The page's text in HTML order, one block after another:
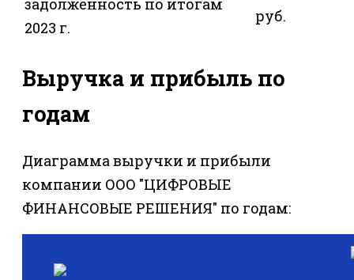
задолженность по итогам
2023 г.
руб.
Выручка и прибыль по
годам
Диаграмма выручки и прибыли
компании ООО "ЦИФРОВЫЕ
ФИНАНСОВЫЕ РЕШЕНИЯ" по годам: